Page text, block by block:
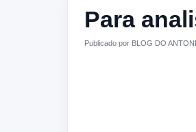
Para
Publicado por BLOG DO